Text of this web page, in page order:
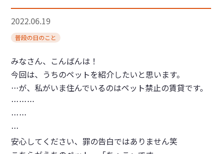
2022.06.19
普段の日のこと
みなさん、こんばんは！
今回は、うちのペットを紹介したいと思います。
…が、私がいま住んでいるのはペット禁止の賃貸です。
………
……
…
安心してください、罪の告白ではありません笑